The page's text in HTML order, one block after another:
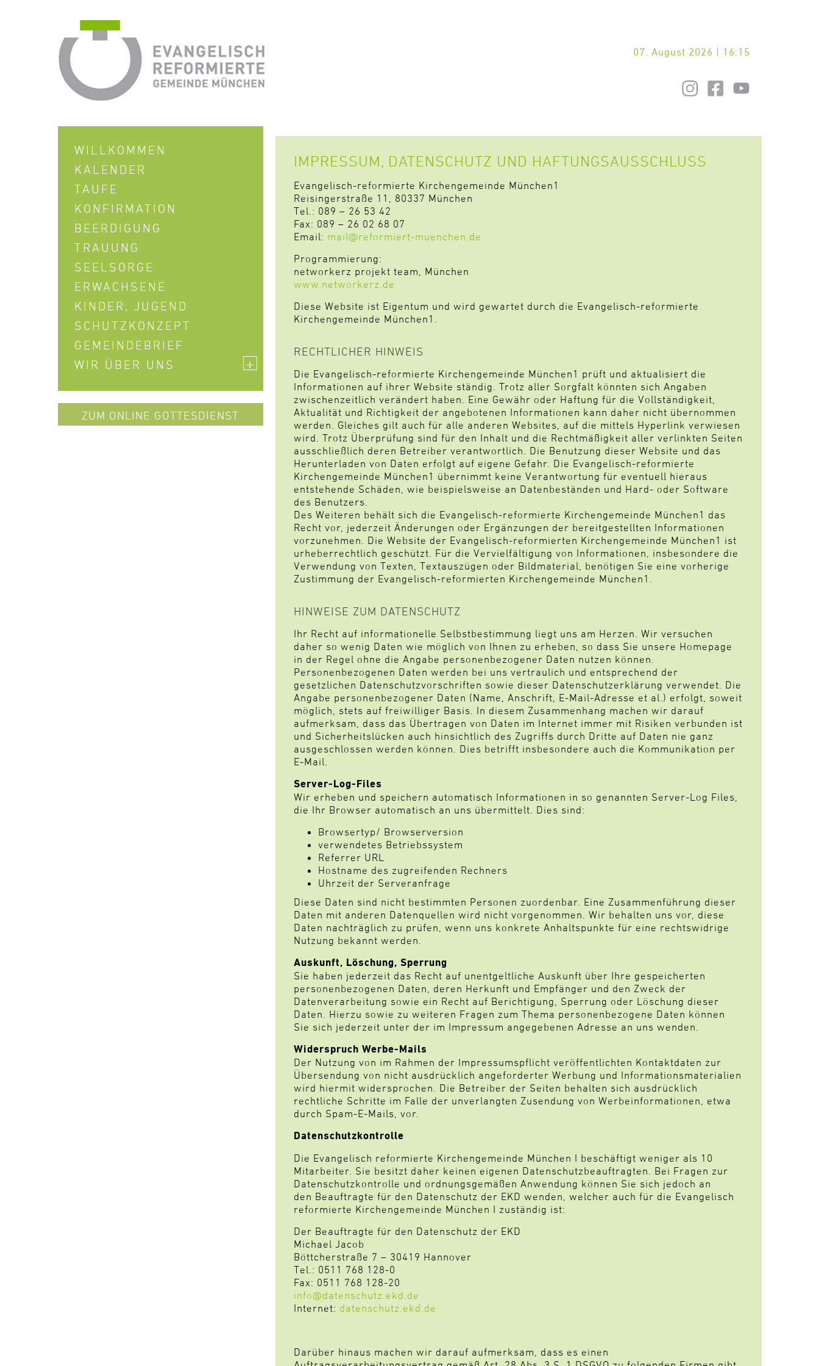
07. August 2026 | 16:15
WILLKOMMEN
KALENDER
TAUFE
KONFIRMATION
BEERDIGUNG
TRAUUNG
SEELSORGE
ERWACHSENE
KINDER, JUGEND
SCHUTZKONZEPT
GEMEINDEBRIEF
+
WIR ÜBER UNS
ZUM ONLINE GOTTESDIENST
IMPRESSUM, DATENSCHUTZ UND HAFTUNGSAUSSCHLUSS
Evangelisch-reformierte Kirchengemeinde München1
Reisingerstraße 11, 80337 München
Tel.: 089 – 26 53 42
Fax: 089 – 26 02 68 07
Email: mail@reformiert-muenchen.de
Programmierung:
networkerz projekt team, München
www.networkerz.de
Diese Website ist Eigentum und wird gewartet durch die Evangelisch-reformierte
Kirchengemeinde München1.
RECHTLICHER HINWEIS
Die Evangelisch-reformierte Kirchengemeinde München1 prüft und aktualisiert die
Informationen auf ihrer Website ständig. Trotz aller Sorgfalt könnten sich Angaben
zwischenzeitlich verändert haben. Eine Gewähr oder Haftung für die Vollständigkeit,
Aktualität und Richtigkeit der angebotenen Informationen kann daher nicht übernommen
werden. Gleiches gilt auch für alle anderen Websites, auf die mittels Hyperlink verwiesen
wird. Trotz Überprüfung sind für den Inhalt und die Rechtmäßigkeit aller verlinkten Seiten
ausschließlich deren Betreiber verantwortlich. Die Benutzung dieser Website und das
Herunterladen von Daten erfolgt auf eigene Gefahr. Die Evangelisch-reformierte
Kirchengemeinde München1 übernimmt keine Verantwortung für eventuell hieraus
entstehende Schäden, wie beispielsweise an Datenbeständen und Hard- oder Software
des Benutzers.
Des Weiteren behält sich die Evangelisch-reformierte Kirchengemeinde München1 das
Recht vor, jederzeit Änderungen oder Ergänzungen der bereitgestellten Informationen
vorzunehmen. Die Website der Evangelisch-reformierten Kirchengemeinde München1 ist
urheberrechtlich geschützt. Für die Vervielfältigung von Informationen, insbesondere die
Verwendung von Texten, Textauszügen oder Bildmaterial, benötigen Sie eine vorherige
Zustimmung der Evangelisch-reformierten Kirchengemeinde München1.
HINWEISE ZUM DATENSCHUTZ
Ihr Recht auf informationelle Selbstbestimmung liegt uns am Herzen. Wir versuchen
daher so wenig Daten wie möglich von Ihnen zu erheben, so dass Sie unsere Homepage
in der Regel ohne die Angabe personenbezogener Daten nutzen können.
Personenbezogenen Daten werden bei uns vertraulich und entsprechend der
gesetzlichen Datenschutzvorschriften sowie dieser Datenschutzerklärung verwendet. Die
Angabe personenbezogener Daten (Name, Anschrift, E-Mail-Adresse et al.) erfolgt, soweit
möglich, stets auf freiwilliger Basis. In diesem Zusammenhang machen wir darauf
aufmerksam, dass das Übertragen von Daten im Internet immer mit Risiken verbunden ist
und Sicherheitslücken auch hinsichtlich des Zugriffs durch Dritte auf Daten nie ganz
ausgeschlossen werden können. Dies betrifft insbesondere auch die Kommunikation per
E-Mail.
Server-Log-Files
Wir erheben und speichern automatisch Informationen in so genannten Server-Log Files,
die Ihr Browser automatisch an uns übermittelt. Dies sind:
Browsertyp/ Browserversion
verwendetes Betriebssystem
Referrer URL
Hostname des zugreifenden Rechners
Uhrzeit der Serveranfrage
Diese Daten sind nicht bestimmten Personen zuordenbar. Eine Zusammenführung dieser
Daten mit anderen Datenquellen wird nicht vorgenommen. Wir behalten uns vor, diese
Daten nachträglich zu prüfen, wenn uns konkrete Anhaltspunkte für eine rechtswidrige
Nutzung bekannt werden.
Auskunft, Löschung, Sperrung
Sie haben jederzeit das Recht auf unentgeltliche Auskunft über Ihre gespeicherten
personenbezogenen Daten, deren Herkunft und Empfänger und den Zweck der
Datenverarbeitung sowie ein Recht auf Berichtigung, Sperrung oder Löschung dieser
Daten. Hierzu sowie zu weiteren Fragen zum Thema personenbezogene Daten können
Sie sich jederzeit unter der im Impressum angegebenen Adresse an uns wenden.
Widerspruch Werbe-Mails
Der Nutzung von im Rahmen der Impressumspflicht veröffentlichten Kontaktdaten zur
Übersendung von nicht ausdrücklich angeforderter Werbung und Informationsmaterialien
wird hiermit widersprochen. Die Betreiber der Seiten behalten sich ausdrücklich
rechtliche Schritte im Falle der unverlangten Zusendung von Werbeinformationen, etwa
durch Spam-E-Mails, vor.
Datenschutzkontrolle
Die Evangelisch reformierte Kirchengemeinde München I beschäftigt weniger als 10
Mitarbeiter. Sie besitzt daher keinen eigenen Datenschutzbeauftragten. Bei Fragen zur
Datenschutzkontrolle und ordnungsgemäßen Anwendung können Sie sich jedoch an
den Beauftragte für den Datenschutz der EKD wenden, welcher auch für die Evangelisch
reformierte Kirchengemeinde München I zuständig ist:
Der Beauftragte für den Datenschutz der EKD
Michael Jacob
Böttcherstraße 7 – 30419 Hannover
Tel.: 0511 768 128-0
Fax: 0511 768 128-20
info@datenschutz.ekd.de
Internet: datenschutz.ekd.de
Darüber hinaus machen wir darauf aufmerksam, dass es einen